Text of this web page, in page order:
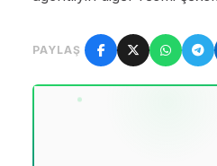
PAYLAŞ